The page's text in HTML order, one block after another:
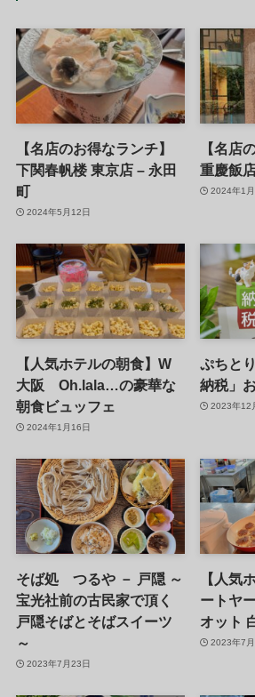
【名店のお得なランチ】
下関春帆楼 東京店 – 永田
町
2024年5月12日
【名店
重慶飯
2024年1
【人気ホテルの朝食】W
大阪 Oh.lala…の豪華な
朝食ビュッフェ
2024年1月16日
ぷちと
納税」
2023年12
そば処 つるや － 戸隠 ～
宝光社前の古民家で頂く
戸隠そばとそばスイーツ
～
2023年7月23日
【人気
ートヤ
オット
2023年7